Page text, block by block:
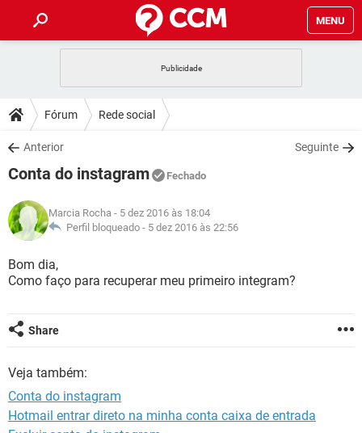
MENU
CELULAR
OUTLOOK
INSTAGRAM GMAIL
GUIA DE COMPRAS
DICAS
JOGOS
INSTAGRAM GMAIL
GUIA DE COMPRAS
DOWNLOADS
JOGOS WHATSAPP
CELULAR
OUTLOOK EXCEL
INSTAGRAM
GUIA DE COMPRAS
JOGOS WHATSAPP
CELULAR
OUTLOOK
GUIA DE COMPRAS
GLOSSÁRIO
JOGOS
CELULAR FACEBOOK
INSTAGRAM
GUIA DE COMPRAS
Fórum Rede social
Anterior Seguinte
Conta do instagram Fechado
Marcia Rocha - 5 dez 2016 às 18:04
Perfil bloqueado - 5 dez 2016 às 22:56
Bom dia,
Como faço para recuperar meu primeiro integram?
Share
Veja também:
Conta do instagram
Hotmail entrar direto na minha conta caixa de entrada